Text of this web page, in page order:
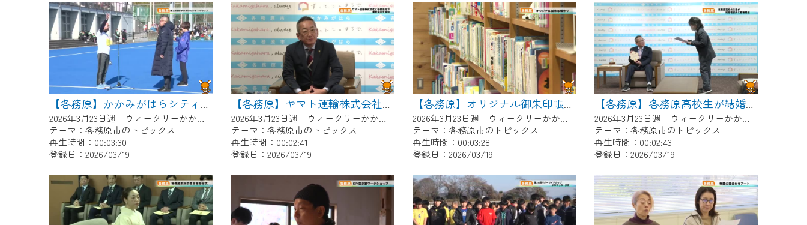
【各務原】かかみがはらシティマラソン２０２６
2026年3月23日週 ウィークリーかかみがはらにて放送
テーマ：各務原市のトピックス
再生時間：00:03:30
登録日：2026/03/19
【各務原】ヤマト運輸株式会社と各務原市が連携協定を締結
2026年3月23日週 ウィークリーかかみがはらにて放送
テーマ：各務原市のトピックス
再生時間：00:02:41
登録日：2026/03/19
【各務原】オリジナル御朱印帳作り
2026年3月23日週 ウィークリーかかみがはらにて放送
テーマ：各務原市のトピックス
再生時間：00:03:28
登録日：2026/03/19
【各務原】各務原高校生が結婚相談所に看板贈呈
2026年3月23日週 ウィークリーかかみがはらにて放送
テーマ：各務原市のトピックス
再生時間：00:02:43
登録日：2026/03/19